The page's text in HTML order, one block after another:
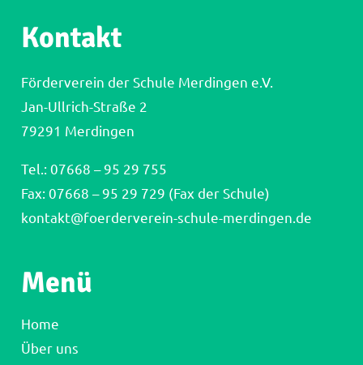
Kontakt
Förderverein der Schule Merdingen e.V.
Jan-Ullrich-Straße 2
79291 Merdingen
Tel.: 07668 – 95 29 755
Fax: 07668 – 95 29 729 (Fax der Schule)
kontakt@foerderverein-schule-merdingen.de
Menü
Home
Über uns